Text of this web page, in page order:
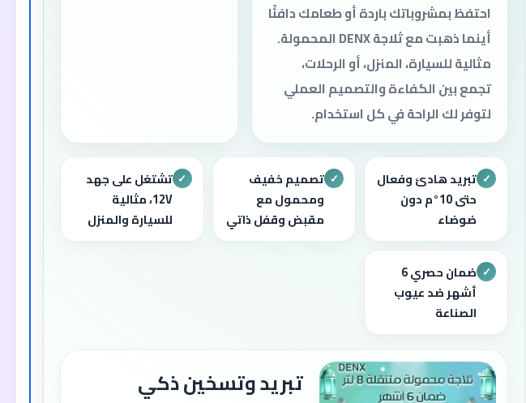
احتفظ بمشروباتك باردة أو طعامك دافئًا
أينما ذهبت مع ثلاجة DENX المحمولة.
مثالية للسيارة، المنزل، أو الرحلات،
تجمع بين الكفاءة والتصميم العملي
لتوفر لك الراحة في كل استخدام.
✓ تبريد هادئ وفعال
حتى 10°م دون
ضوضاء
✓ تصميم خفيف
ومحمول مع
مقبض وقفل ذاتي
✓ تشتغل على جهد
12V، مثالية
للسيارة والمنزل
✓
ضمان حصري 6
أشهر ضد عيوب
الصناعة
تبريد وتسخين ذكي